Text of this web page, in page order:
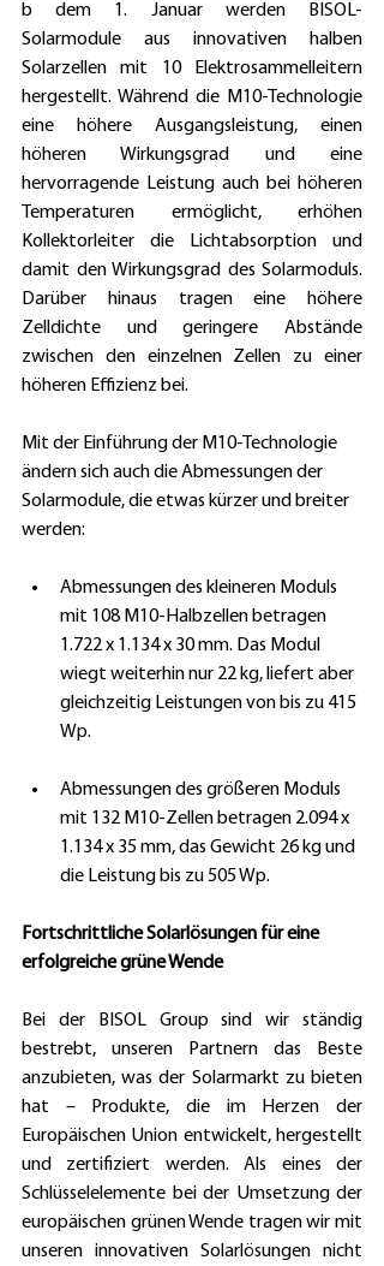
b dem 1. Januar werden BISOL-
Solarmodule aus innovativen halben
Solarzellen mit 10 Elektrosammelleitern
hergestellt. Während die M10-Technologie
eine höhere Ausgangsleistung, einen
höheren Wirkungsgrad und eine
hervorragende Leistung auch bei höheren
Temperaturen ermöglicht, erhöhen
Kollektorleiter die Lichtabsorption und
damit den Wirkungsgrad des Solarmoduls.
Darüber hinaus tragen eine höhere
Zelldichte und geringere Abstände
zwischen den einzelnen Zellen zu einer
höheren Effizienz bei.
Mit der Einführung der M10-Technologie
ändern sich auch die Abmessungen der
Solarmodule, die etwas kürzer und breiter
werden:
Abmessungen des kleineren Moduls
mit 108 M10-Halbzellen betragen
1.722 x 1.134 x 30 mm. Das Modul
wiegt weiterhin nur 22 kg, liefert aber
gleichzeitig Leistungen von bis zu 415
Wp.
Abmessungen des größeren Moduls
mit 132 M10-Zellen betragen 2.094 x
1.134 x 35 mm, das Gewicht 26 kg und
die Leistung bis zu 505 Wp.
Fortschrittliche Solarlösungen für eine
erfolgreiche grüne Wende
Bei der BISOL Group sind wir ständig
bestrebt, unseren Partnern das Beste
anzubieten, was der Solarmarkt zu bieten
hat – Produkte, die im Herzen der
Europäischen Union entwickelt, hergestellt
und zertifiziert werden. Als eines der
Schlüsselelemente bei der Umsetzung der
europäischen grünen Wende tragen wir mit
unseren innovativen Solarlösungen nicht